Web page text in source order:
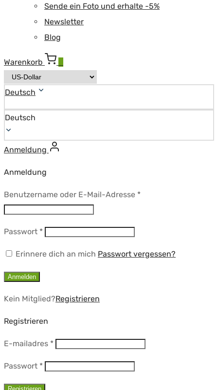
Sende ein Foto und erhalte -5%
Newsletter
Blog
Warenkorb
Deutsch
Deutsch
Anmeldung
Anmeldung
Benutzername oder E-Mail-Adresse *Erforderlich
Passwort *Erforderlich
Erinnere dich an mich Passwort vergessen?
Anmelden
Kein Mitglied?Registrieren
Registrieren
E-mailadres *Erforderlich
Passwort *Erforderlich